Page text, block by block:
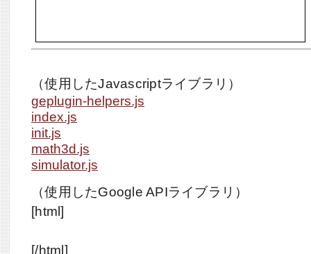
（使用したJavascriptライブラリ）
geplugin-helpers.js
index.js
init.js
math3d.js
simulator.js
（使用したGoogle APIライブラリ）
[html]
[/html]